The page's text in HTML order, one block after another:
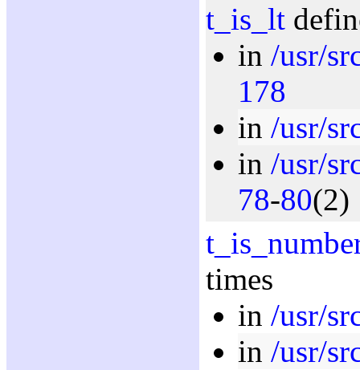
t_is_lt
in /usr/
178
in /usr/
in /usr/
78-80(2)
times
in /usr/
in /usr/